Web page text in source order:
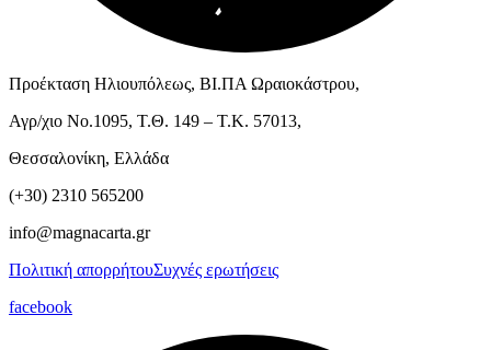
Προέκταση Ηλιουπόλεως, ΒΙ.ΠΑ Ωραιοκάστρου,
Αγρ/χιο Νο.1095, Τ.Θ. 149 – Τ.Κ. 57013,
Θεσσαλονίκη, Ελλάδα
(+30) 2310 565200
info@magnacarta.gr
Πολιτική απορρήτουΣυχνές ερωτήσεις
facebook